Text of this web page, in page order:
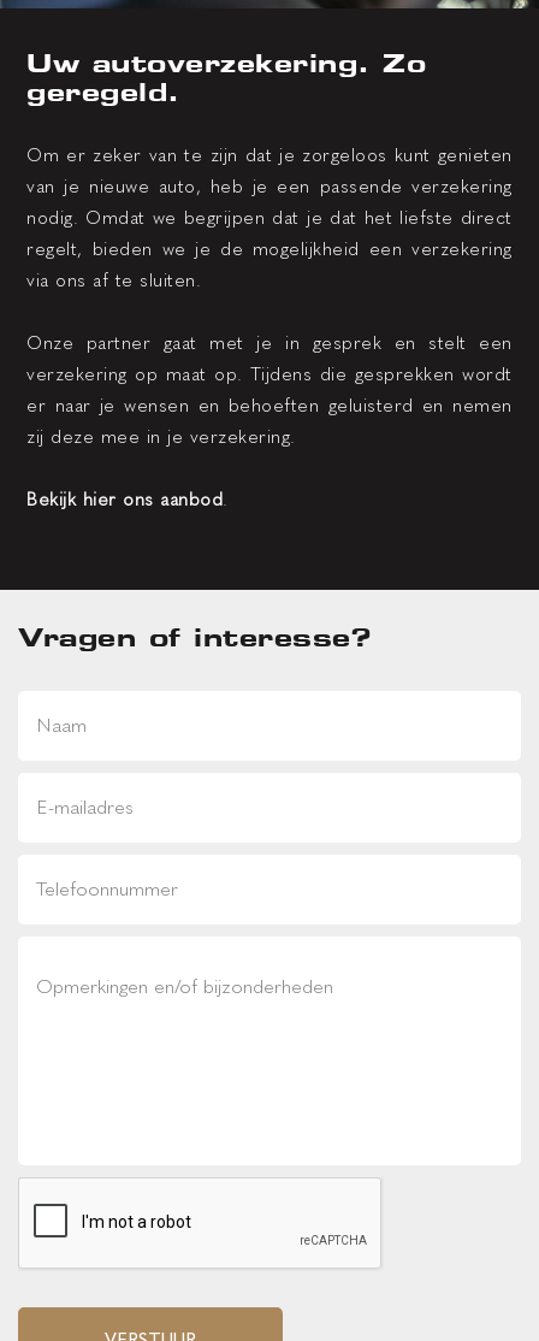
Uw autoverzekering. Zo
geregeld.
Om er zeker van te zijn dat je zorgeloos kunt genieten
van je nieuwe auto, heb je een passende verzekering
nodig. Omdat we begrijpen dat je dat het liefste direct
regelt, bieden we je de mogelijkheid een verzekering
via ons af te sluiten.
Onze partner gaat met je in gesprek en stelt een
verzekering op maat op. Tijdens die gesprekken wordt
er naar je wensen en behoeften geluisterd en nemen
zij deze mee in je verzekering.
Bekijk hier ons aanbod
Vragen of interesse?